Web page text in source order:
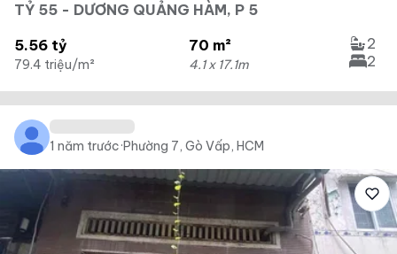
TỶ 55 - DƯƠNG QUẢNG HÀM, P 5
5.56 tỷ
79.4 triệu/m²
70 m²
4.1 x 17.1m
2
2
1 năm trước·Phường 7, Gò Vấp, HCM